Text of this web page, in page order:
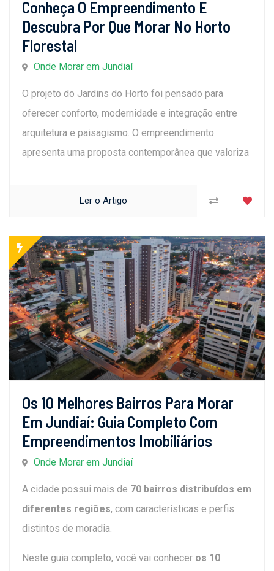
Conheça O Empreendimento E
Descubra Por Que Morar No Horto
Florestal
Onde Morar em Jundiaí
O projeto do Jardins do Horto foi pensado para
oferecer conforto, modernidade e integração entre
arquitetura e paisagismo. O empreendimento
apresenta uma proposta contemporânea que valoriza
Ler o Artigo
Os 10 Melhores Bairros Para Morar
Em Jundiaí: Guia Completo Com
Empreendimentos Imobiliários
Onde Morar em Jundiaí
A cidade possui mais de 70 bairros distribuídos em
diferentes regiões, com características e perfis
distintos de moradia.
Neste guia completo, você vai conhecer os 10